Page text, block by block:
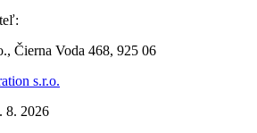
Čierna Voda 468, 925 06
s.r.o.
8. 2026